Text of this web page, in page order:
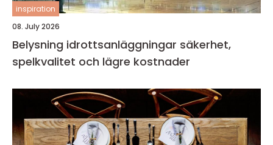
inspiration
08. July 2026
Belysning idrottsanläggningar säkerhet,
spelkvalitet och lägre kostnader